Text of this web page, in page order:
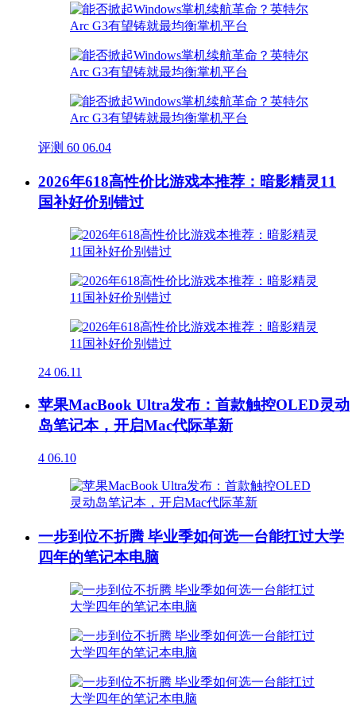
评测 60 06.04
2026年618高性价比游戏本推荐：暗影精灵11
国补好价别错过
24 06.11
苹果MacBook Ultra发布：首款触控OLED灵动
岛笔记本，开启Mac代际革新
4 06.10
一步到位不折腾 毕业季如何选一台能扛过大学
四年的笔记本电脑